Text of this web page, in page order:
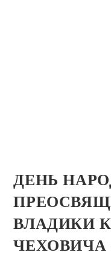
ДЕНЬ
ВЛАДИКИ
ЧЕХОВИЧА